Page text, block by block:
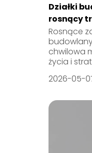
Działki
rosnący
Rosnące
chwilowa
życia i
2026-05-